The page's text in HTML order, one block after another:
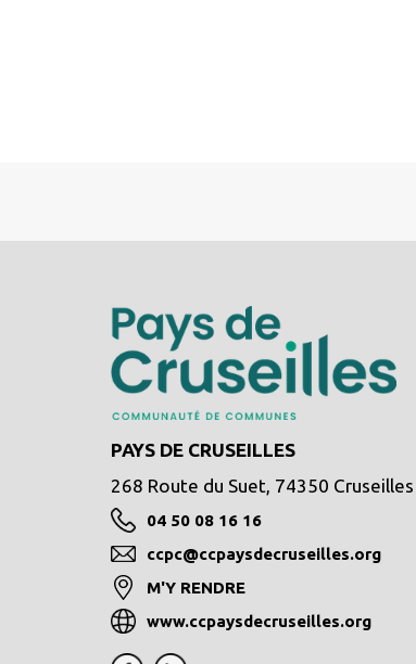
PAYS DE CRUSEILLES
268 Route du Suet, 74350 Cruseilles
04 50 08 16 16
ccpc@ccpaysdecruseilles.org
M'Y RENDRE
www.ccpaysdecruseilles.org